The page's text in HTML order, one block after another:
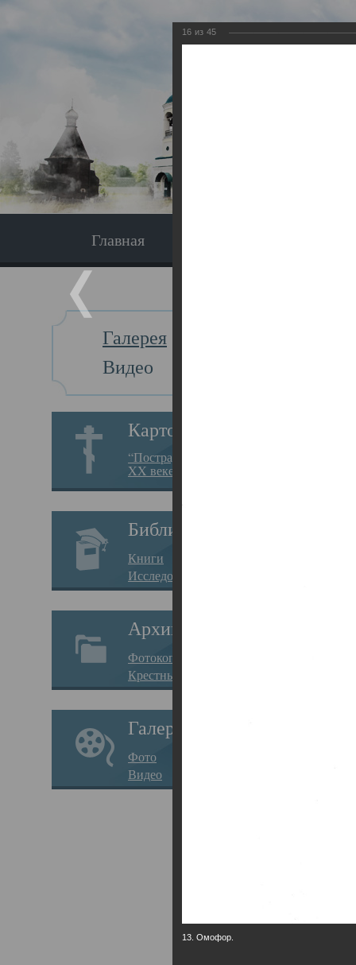
Главная
Галерея
Видео
Картотека
“Пострадавшие за веру в
XX веке на Севере”
Библиотека
Книги
Исследования
Архив
Фотокопии дел
Крестные ходы
Галерея
Фото
Видео
16 из 45
13. Омофор.